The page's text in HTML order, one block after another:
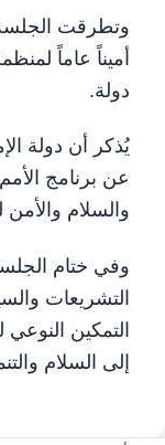
وتطرقت الجلسة
دولة.
يُذكر أن دولة
والسلام والأمن لتنفيذ قرار مجلس الأمن
وفي ختام
التشريعات
التمكين النوعي
إلى السلام